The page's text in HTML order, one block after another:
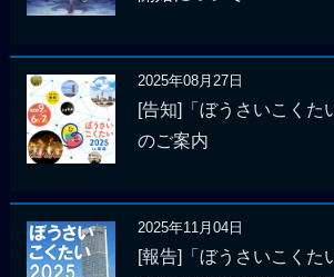
2025年08月27日
[告知]「ぼうさいこくた
のご案内
2025年11月04日
[報告]「ぼうさいこくた